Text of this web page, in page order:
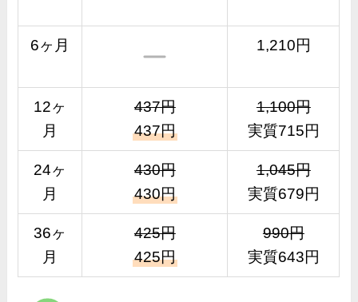
6ヶ月 1,210円
12ヶ
月
437円
437円
1,100円
実質715円
24ヶ
月
430円
430円
1,045円
実質679円
36ヶ
月
425円
425円
990円
実質643円